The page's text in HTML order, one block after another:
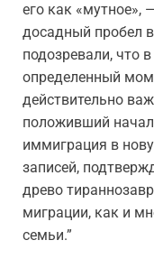
его как «мутное»,
досадный пробел
подозревали, что
определенный
действительно
положивший
иммиграция в
записей,
древо
миграции, как и
семьи.”